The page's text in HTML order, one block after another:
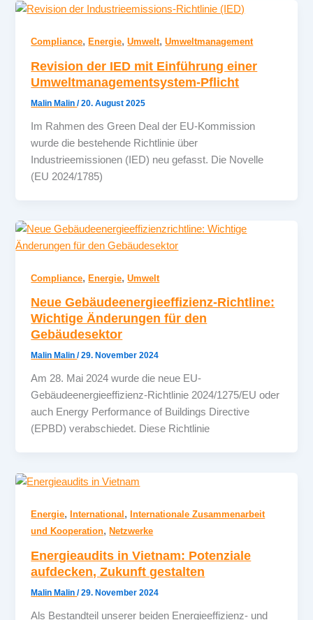
Compliance,Energie,Umwelt,Umweltmanagement
Revision der IED mit Einführung einer
Umweltmanagementsystem-Pflicht
Malin Malin/20. August 2025
Im Rahmen des Green Deal der EU-Kommission
wurde die bestehende Richtlinie über
Industrieemissionen (IED) neu gefasst. Die Novelle
(EU 2024/1785)
Compliance,Energie,Umwelt
Neue Gebäudeenergieeffizienz-Richtline:
Wichtige Änderungen für den
Gebäudesektor
Malin Malin/29. November 2024
Am 28. Mai 2024 wurde die neue EU-
Gebäudeenergieeffizienz-Richtlinie 2024/1275/EU oder
auch Energy Performance of Buildings Directive
(EPBD) verabschiedet. Diese Richtlinie
Energie, International , Internationale Zusammenarbeit
und Kooperation,Netzwerke
Energieaudits in Vietnam: Potenziale
aufdecken, Zukunft gestalten
Malin Malin/29. November 2024
Als Bestandteil unserer beiden Energieeffizienz- und